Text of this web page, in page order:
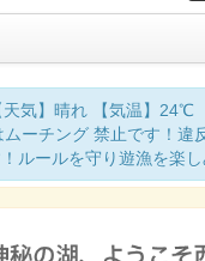
せ
気】晴れ 【気温】24℃
ーチング 禁止です！違
ルールを守り遊漁を楽し